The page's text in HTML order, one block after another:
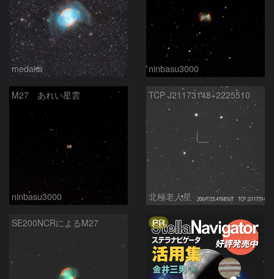
medaka ninbasu3000
M27 あれい星雲
ninbasu3000
TCP J21173148+2225510
北極老人星
SE200NCRによるM27 PR